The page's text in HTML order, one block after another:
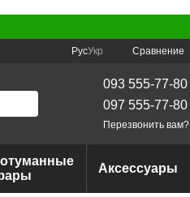
РусУкр Сравнение
093 555-77-80
097 555-77-80
Перезвонить вам?
Аксессуары